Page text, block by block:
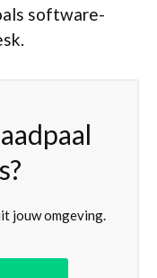
software-
jouw omgeving.